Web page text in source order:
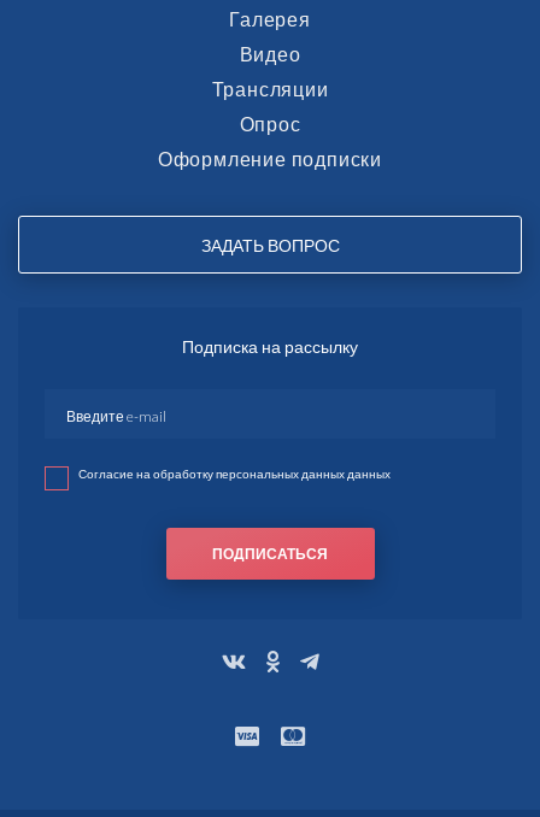
Галерея
Видео
Трансляции
Опрос
Оформление подписки
ЗАДАТЬ ВОПРОС
Подписка на рассылку
Согласие на обработку персональных данных данных
ПОДПИСАТЬСЯ